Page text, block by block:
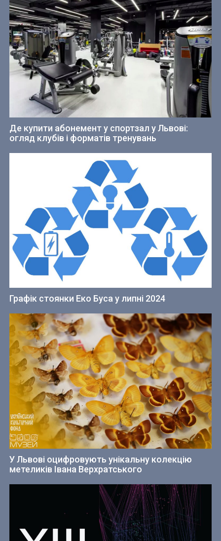
Де купити абонемент у спортзал у Львові:
огляд клубів і форматів тренувань
Графік стоянки Еко Буса у липні 2024
У Львові оцифровують унікальну колекцію
метеликів Івана Верхратського